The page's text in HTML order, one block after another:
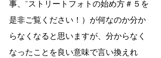
事、”ストリートフォトの始め方＃５を
是非ご覧ください！）が何なのか分か
らなくなると思いますが、分からなく
なったことを良い意味で言い換えれ